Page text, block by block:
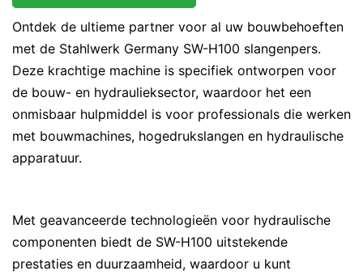
Ontdek de ultieme partner voor al uw bouwbehoeften
met de Stahlwerk Germany SW-H100 slangenpers.
Deze krachtige machine is specifiek ontworpen voor
de bouw- en hydraulieksector, waardoor het een
onmisbaar hulpmiddel is voor professionals die werken
met bouwmachines, hogedrukslangen en hydraulische
apparatuur.
Met geavanceerde technologieën voor hydraulische
componenten biedt de SW-H100 uitstekende
prestaties en duurzaamheid, waardoor u kunt